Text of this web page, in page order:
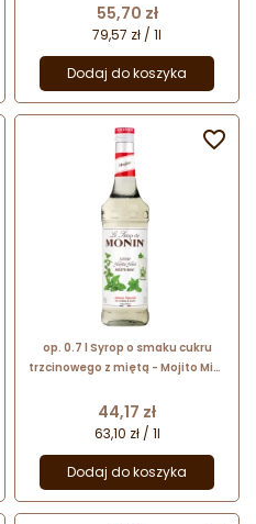
Cena
55,70 zł
79,57 zł / 1l
Dodaj do koszyka
op. 0.7 l Syrop o smaku cukru
trzcinowego z miętą - Mojito Mint
butelka
Cena
44,17 zł
63,10 zł / 1l
Dodaj do koszyka
